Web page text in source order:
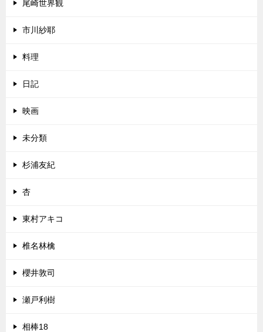
尾崎世界観
市川紗耶
料理
日記
映画
未分類
杉浦友紀
杏
東村アキコ
椎名林檎
櫻井敦司
瀬戸利樹
相棒18